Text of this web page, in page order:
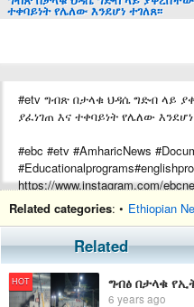
ተቀባይነት የሌለው እንደሆነ ተገለጸ፡፡
#etv ግብጽ በታላቁ ህዳሴ ግድብ ላይ
ያፈነገጠ እና ተቀባይነት የሌለው እንደሆነ
#ebc #etv #AmharicNews
https://www.instagram.com/
Facebook: https://
About us: https://www.ebc.et
#EBC
Related categories: • Ethiopian
Related
HOT
6 years ago